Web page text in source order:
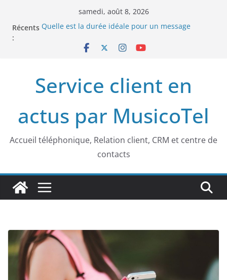
contenu
samedi, août 8, 2026
Récents
:
Quelle est la durée idéale pour un message
Nouveautés musicales chez Musicotel : un accueil
innovations, tendances et expertise MusicoTel
Accueil téléphonique : les clés d’une bonne
Est-ce qu’on entend quand on est en attente ?
Décryptage de l’expérience téléphonique d’attente
au téléphone
Service client en
actus par MusicoTel
Accueil téléphonique, Relation client, CRM et centre de
contacts